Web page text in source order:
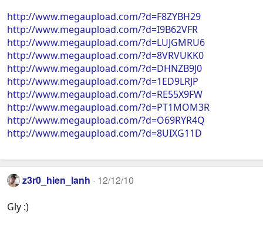
http://www.megaupload.com/?d=F8ZYBH29
http://www.megaupload.com/?d=I9B62VFR
http://www.megaupload.com/?d=LUJGMRU6
http://www.megaupload.com/?d=8VRVUKK0
http://www.megaupload.com/?d=DHNZB9J0
http://www.megaupload.com/?d=1ED9LRJP
http://www.megaupload.com/?d=RE55X9FW
http://www.megaupload.com/?d=PT1MOM3R
http://www.megaupload.com/?d=O69RYR4Q
http://www.megaupload.com/?d=8UIXG11D
z3r0_hien_lanh 12/12/10
Gly :)